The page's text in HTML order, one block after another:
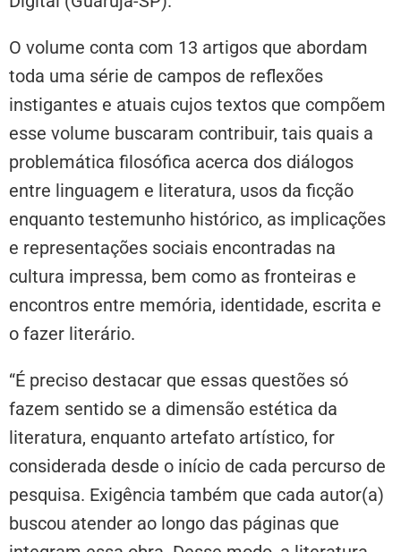
O volume conta com 13 artigos que abordam
toda uma série de campos de reflexões
instigantes e atuais cujos textos que compõem
esse volume buscaram contribuir, tais quais a
problemática filosófica acerca dos diálogos
entre linguagem e literatura, usos da ficção
enquanto testemunho histórico, as implicações
e representações sociais encontradas na
cultura impressa, bem como as fronteiras e
encontros entre memória, identidade, escrita e
o fazer literário.
“É preciso destacar que essas questões só
fazem sentido se a dimensão estética da
literatura, enquanto artefato artístico, for
considerada desde o início de cada percurso de
pesquisa. Exigência também que cada autor(a)
buscou atender ao longo das páginas que